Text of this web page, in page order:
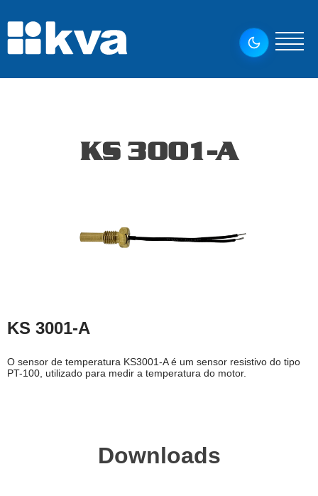
KS 3001-A
KS 3001-A
O sensor de temperatura KS3001-A é um sensor resistivo do tipo
PT-100, utilizado para medir a temperatura do motor.
Downloads